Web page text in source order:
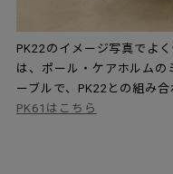
PK22のイメージ写真でよ
は、ポール・ケアホルム
ーブルで、PK22との組み
PK61はこちら